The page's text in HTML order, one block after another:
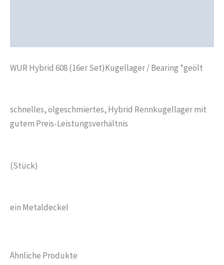
WUR Hybrid 608 (16er Set)Kugellager / Bearing *geölt
schnelles, ölgeschmiertes, Hybrid Rennkugellager mit
gutem Preis-Leistungsverhältnis
(Stück)
ein Metaldeckel
Ähnliche Produkte